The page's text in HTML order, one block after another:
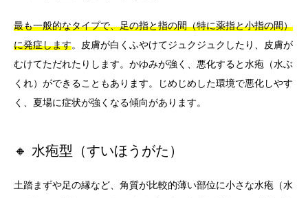
最も一般的なタイプで、足の指と指の間（特に薬指と小指の間）
に発症します。皮膚が白くふやけてジュクジュクしたり、皮膚が
むけてただれたりします。かゆみが強く、悪化すると水疱（水ぶ
くれ）ができることもあります。じめじめした環境で悪化しやす
く、夏場に症状が強くなる傾向があります。
🔸 水疱型（すいほうがた）
土踏まずや足の縁など、角質が比較的薄い部位に小さな水疱（水